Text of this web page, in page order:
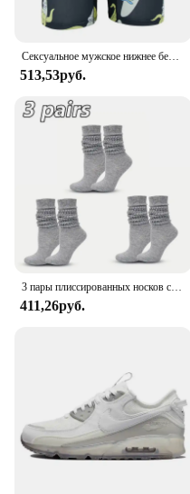
513,53руб.
3 пары плиссированных носков средней длины, женские модные носки в стиле Лолиты с пузырьками, удобные осенние универсальные носки со слоном для девочек
411,26руб.